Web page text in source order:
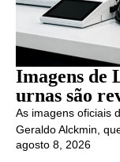
Imagens de
urnas são
As imagens oficiais
Geraldo Alckmin,
agosto 8, 2026